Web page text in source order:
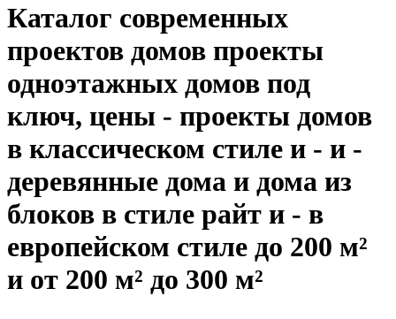
Каталог современных
проектов домов проекты
одноэтажных домов под
ключ, цены - проекты домов
в классическом стиле и - и -
деревянные дома и дома из
блоков в стиле райт и - в
европейском стиле до 200 м²
и от 200 м² до 300 м²